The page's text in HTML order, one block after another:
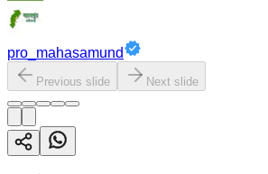
pro_mahasamund
Previous slide Next slide